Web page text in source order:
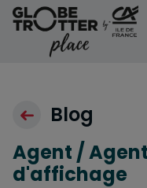
Aller au contenu
Blog
Agent /
d'affichage